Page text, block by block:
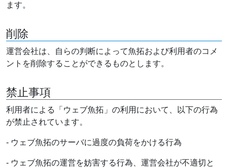
ます。
削除
運営会社は、自らの判断によって魚拓および利用者のコメ
ントを削除することができるものとします。
禁止事項
利用者による「ウェブ魚拓」の利用において、以下の行為
が禁止されています。
- ウェブ魚拓のサーバに過度の負荷をかける行為
- ウェブ魚拓の運営を妨害する行為、運営会社が不適切と